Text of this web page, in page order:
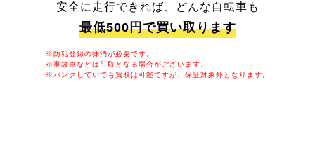
安全に走行できれば、どんな自転車も
最低500円で買い取ります
※防犯登録の抹消が必要です。
※事故車などは引取となる場合がございます。
※パンクしていても買取は可能ですが、保証対象外となります。